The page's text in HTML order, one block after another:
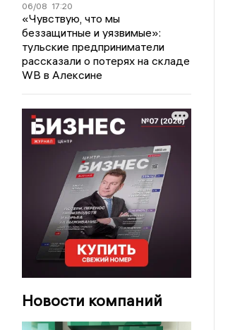
06/08 17:20
«Чувствую, что мы
беззащитные и уязвимые»:
тульские предприниматели
рассказали о потерях на складе
WB в Алексине
Новости компаний